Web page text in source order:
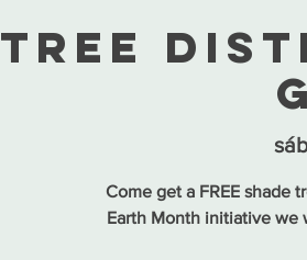
Tree
Come get a FREE shade
Earth Month initiative we